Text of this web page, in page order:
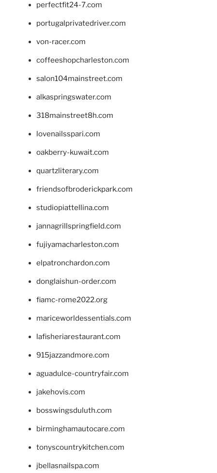
perfectfit24-7.com
portugalprivatedriver.com
von-racer.com
coffeeshopcharleston.com
salon104mainstreet.com
alkaspringswater.com
318mainstreet8h.com
lovenailsspari.com
oakberry-kuwait.com
quartzliterary.com
friendsofbroderickpark.com
studiopiattellina.com
jannagrillspringfield.com
fujiyamacharleston.com
elpatronchardon.com
donglaishun-order.com
fiamc-rome2022.org
mariceworldessentials.com
lafisheriarestaurant.com
915jazzandmore.com
aguadulce-countryfair.com
jakehovis.com
bosswingsduluth.com
birminghamautocare.com
tonyscountrykitchen.com
jbellasnailspa.com